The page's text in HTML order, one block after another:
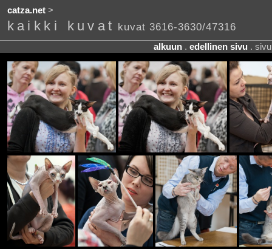
catza.net>
kaikki kuvat kuvat 3616-3630/47316
alkuun . edellinen sivu .